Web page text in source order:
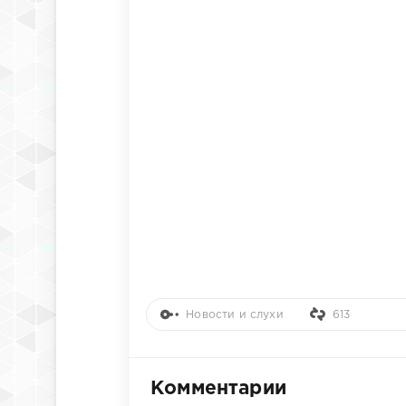
Новости и слухи 613
Комментарии